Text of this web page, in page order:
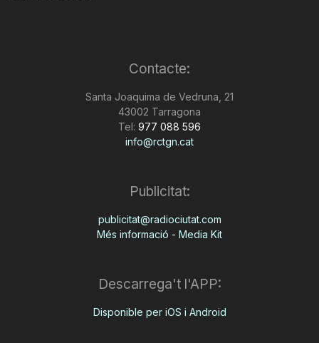
Contacte:
Santa Joaquima de Vedruna, 21
43002 Tarragona
Tel: 977 088 596
info@rctgn.cat
Publicitat:
publicitat@radiociutat.com
Més informació - Media Kit
Descarrega't l'APP:
Disponible per iOS i Android